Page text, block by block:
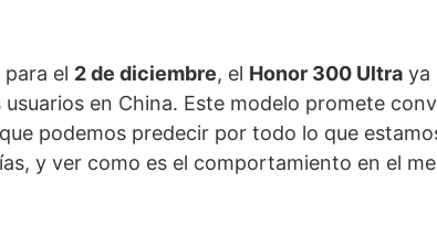
el 2 de diciembre, el Honor 300 Ultra ya
en China. Este modelo promete
podemos predecir por todo lo que
y ver como es el comportamiento en el